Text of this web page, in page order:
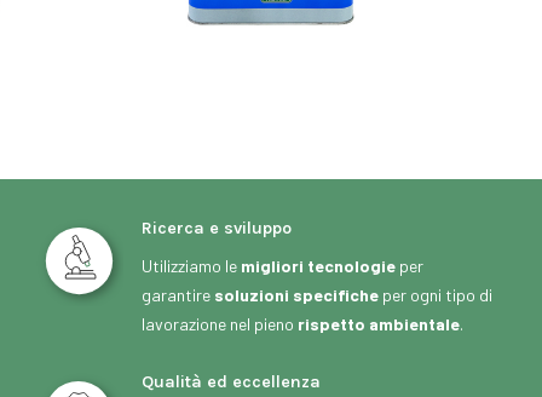
Ricerca e sviluppo
Utilizziamo le migliori tecnologie per
garantire soluzioni specifiche per ogni tipo di
lavorazione nel pieno rispetto ambientale.
Qualità ed eccellenza